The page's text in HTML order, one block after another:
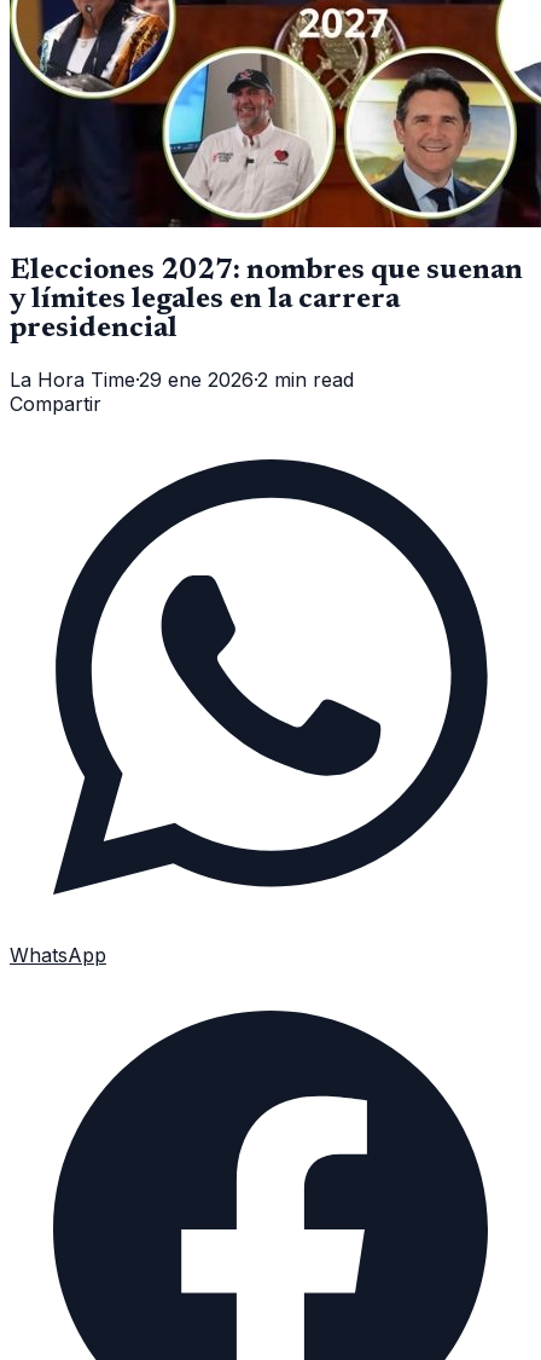
Elecciones 2027: nombres que suenan
y límites legales en la carrera
presidencial
La Hora Time·29 ene 2026·2 min read
Compartir
WhatsApp